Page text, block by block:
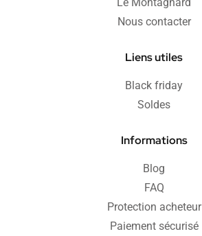
Nous contacter
Liens utiles
Black friday
Soldes
Informations
Blog
FAQ
Protection acheteur
Paiement sécurisé